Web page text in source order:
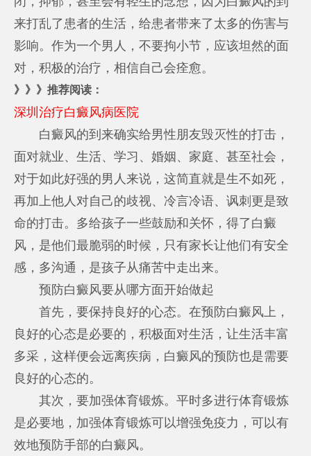
来打乱了患者的生活，给患者带来了太多的伤害与
影响。作为一个男人，不要拘小节，应该坦然的面
对，积极的治疗，相信自己会痊愈。
》》》推荐阅读：
深圳治疗白癜风病医院
白癜风的到来确实给男性朋友毁灭性的打击，
面对就业、生活、学习、婚姻、家庭、甚至社会，
对于如此好强的男人来说，这简直就是生不如死，
再加上他人对自己的歧视、冷言冷语、讽刺更是致
命的打击。多给孩子一些鼓励和关怀，得了白癜
风，是他们最脆弱的时候，只有家长让他们有安全
感，多沟通，是孩子从痛苦中走出来。
预防白癜风要从哪方面开始做起
首先，要保持良好的心态。在预防白癜风上，
良好的心态是必要的，积极面对生活，让生活丰富
多采，这样便会远离疾病，白癜风的预防也是需要
良好的心态的。
其次，要加强体育锻炼。平时多进行体育锻炼
是必要地，加强体育锻炼可以增强免疫力，可以有
效地预防手部的白癜风。